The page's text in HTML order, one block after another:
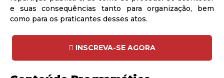
e suas consequências tanto para organização, bem
como para os praticantes desses atos.
INSCREVA-SE AGORA